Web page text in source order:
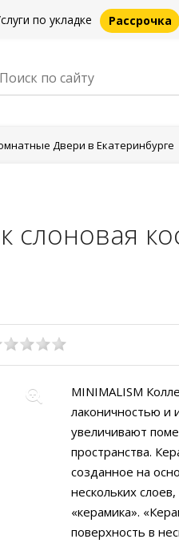
по укладке Рассрочка
Двери в Екатеринбурге
слоновая
MINIMALISM
лаконичностью и
увеличивают
пространства.
созданное на
нескольких
«керамика».
поверхность в